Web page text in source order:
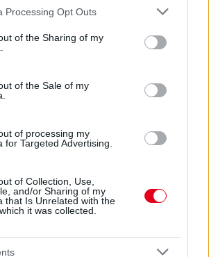
website/app uses one or more Google
or usage behaviour. You may click to
to Google and its third-party tags to
specified purposes in below Google
Processing Opt Outs
of the Sharing of my
of the Sale of my
of processing my
for Targeted Advertising.
of Collection, Use,
and/or Sharing of my
that Is Unrelated with the
it was collected.
kedvesét George Russell